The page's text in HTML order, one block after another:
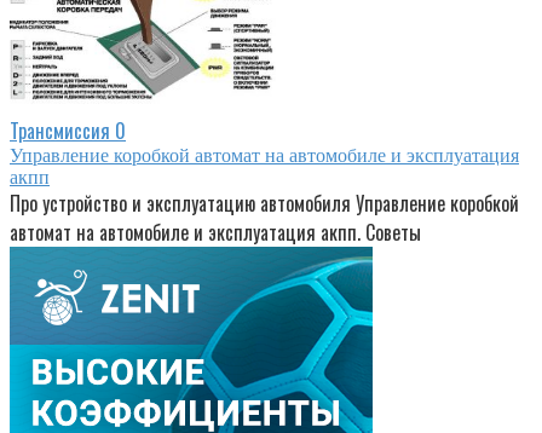
Трансмиссия 0
Управление коробкой автомат на автомобиле и эксплуатация
акпп
Про устройство и эксплуатацию автомобиля Управление коробкой
автомат на автомобиле и эксплуатация акпп. Советы